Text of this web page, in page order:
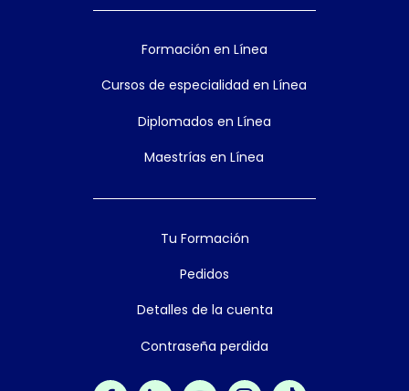
Formación en Línea
Cursos de especialidad en Línea
Diplomados en Línea
Maestrías en Línea
Tu Formación
Pedidos
Detalles de la cuenta
Contraseña perdida